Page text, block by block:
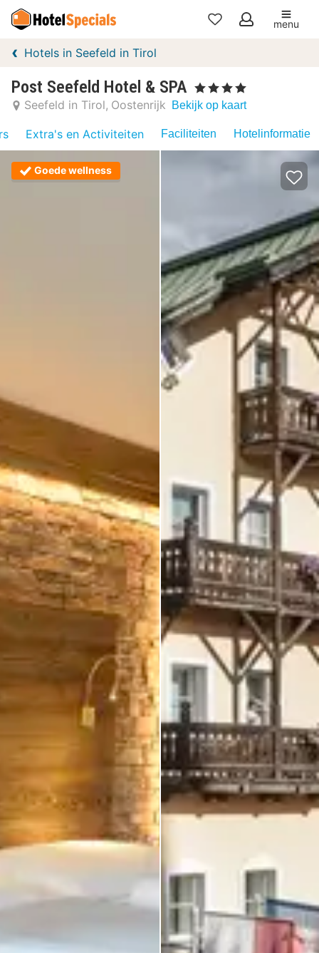
Mijn
menu
Hotels in Seefeld in Tirol
Post Seefeld Hotel & SPA , 4 Sterren
Seefeld in Tirol Oostenrijk Bekijk op kaart
Extra's en Activiteiten Faciliteiten Hotelinformatie
Goede wellness